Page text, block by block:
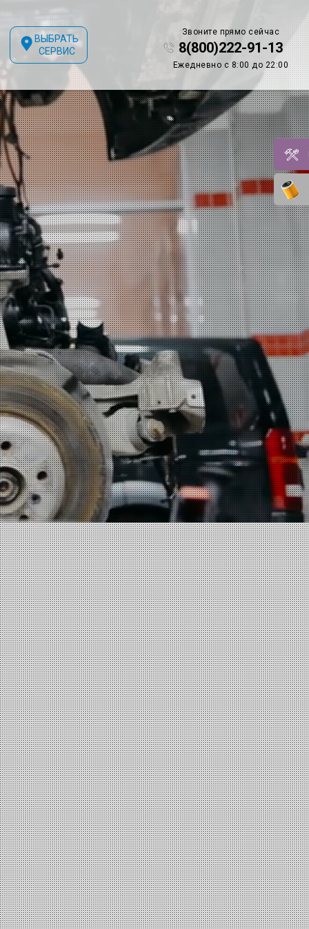
ВЫБРАТЬ
СЕРВИС
Звоните прямо сейчас
8(800)222-91-13
Ежедневно с 8:00 до 22:00